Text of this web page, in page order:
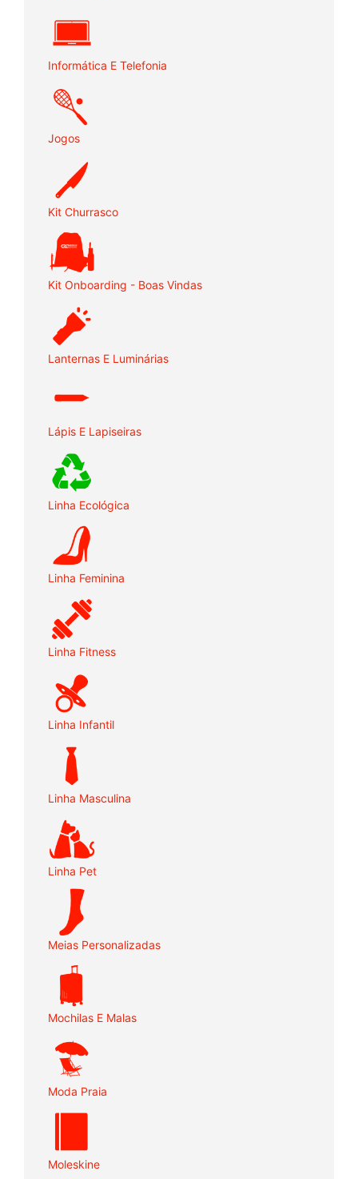
Informática E Telefonia
Jogos
Kit Churrasco
Kit Onboarding - Boas Vindas
Lanternas E Luminárias
Lápis E Lapiseiras
Linha Ecológica
Linha Feminina
Linha Fitness
Linha Infantil
Linha Masculina
Linha Pet
Meias Personalizadas
Mochilas E Malas
Moda Praia
Moleskine